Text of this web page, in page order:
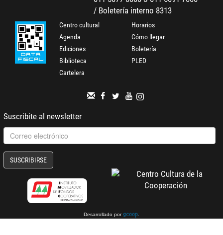
/ Boletería interno 8313
Centro cultural
Agenda
Ediciones
Biblioteca
Cartelera
Horarios
Cómo llegar
Boletería
PLED
Suscribite al newsletter
SUSCRIBIRSE
Desarrollado por gcoop.